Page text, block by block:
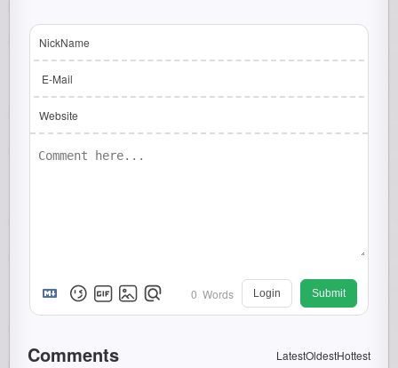
NickName
E-Mail
Website
0 Words Login Submit
Comments LatestOldestHottest